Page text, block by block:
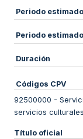
Periodo
Periodo
Duración
Códigos CPV
92500000 -
servicios culturales
Título oficial